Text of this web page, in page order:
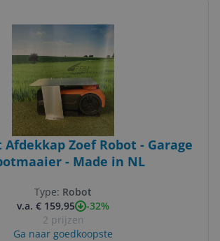
Afdekkap Zoef Robot - Garage
- Made in NL
Type: Robot
v.a. € 159,95
-32%
2 prijzen
Ga naar goedkoopste